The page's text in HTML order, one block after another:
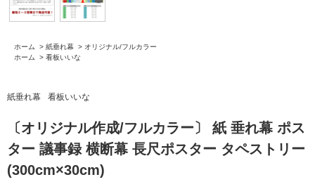
ホーム > 紙垂れ幕 > オリジナル/フルカラー
ホーム
> 看板いいな
紙垂れ幕 看板いいな
〔オリジナル作成/フルカラー〕 紙 垂れ幕 ポス
ター 議事録 横断幕 長尺ポスター タペストリー
(300cm×30cm)